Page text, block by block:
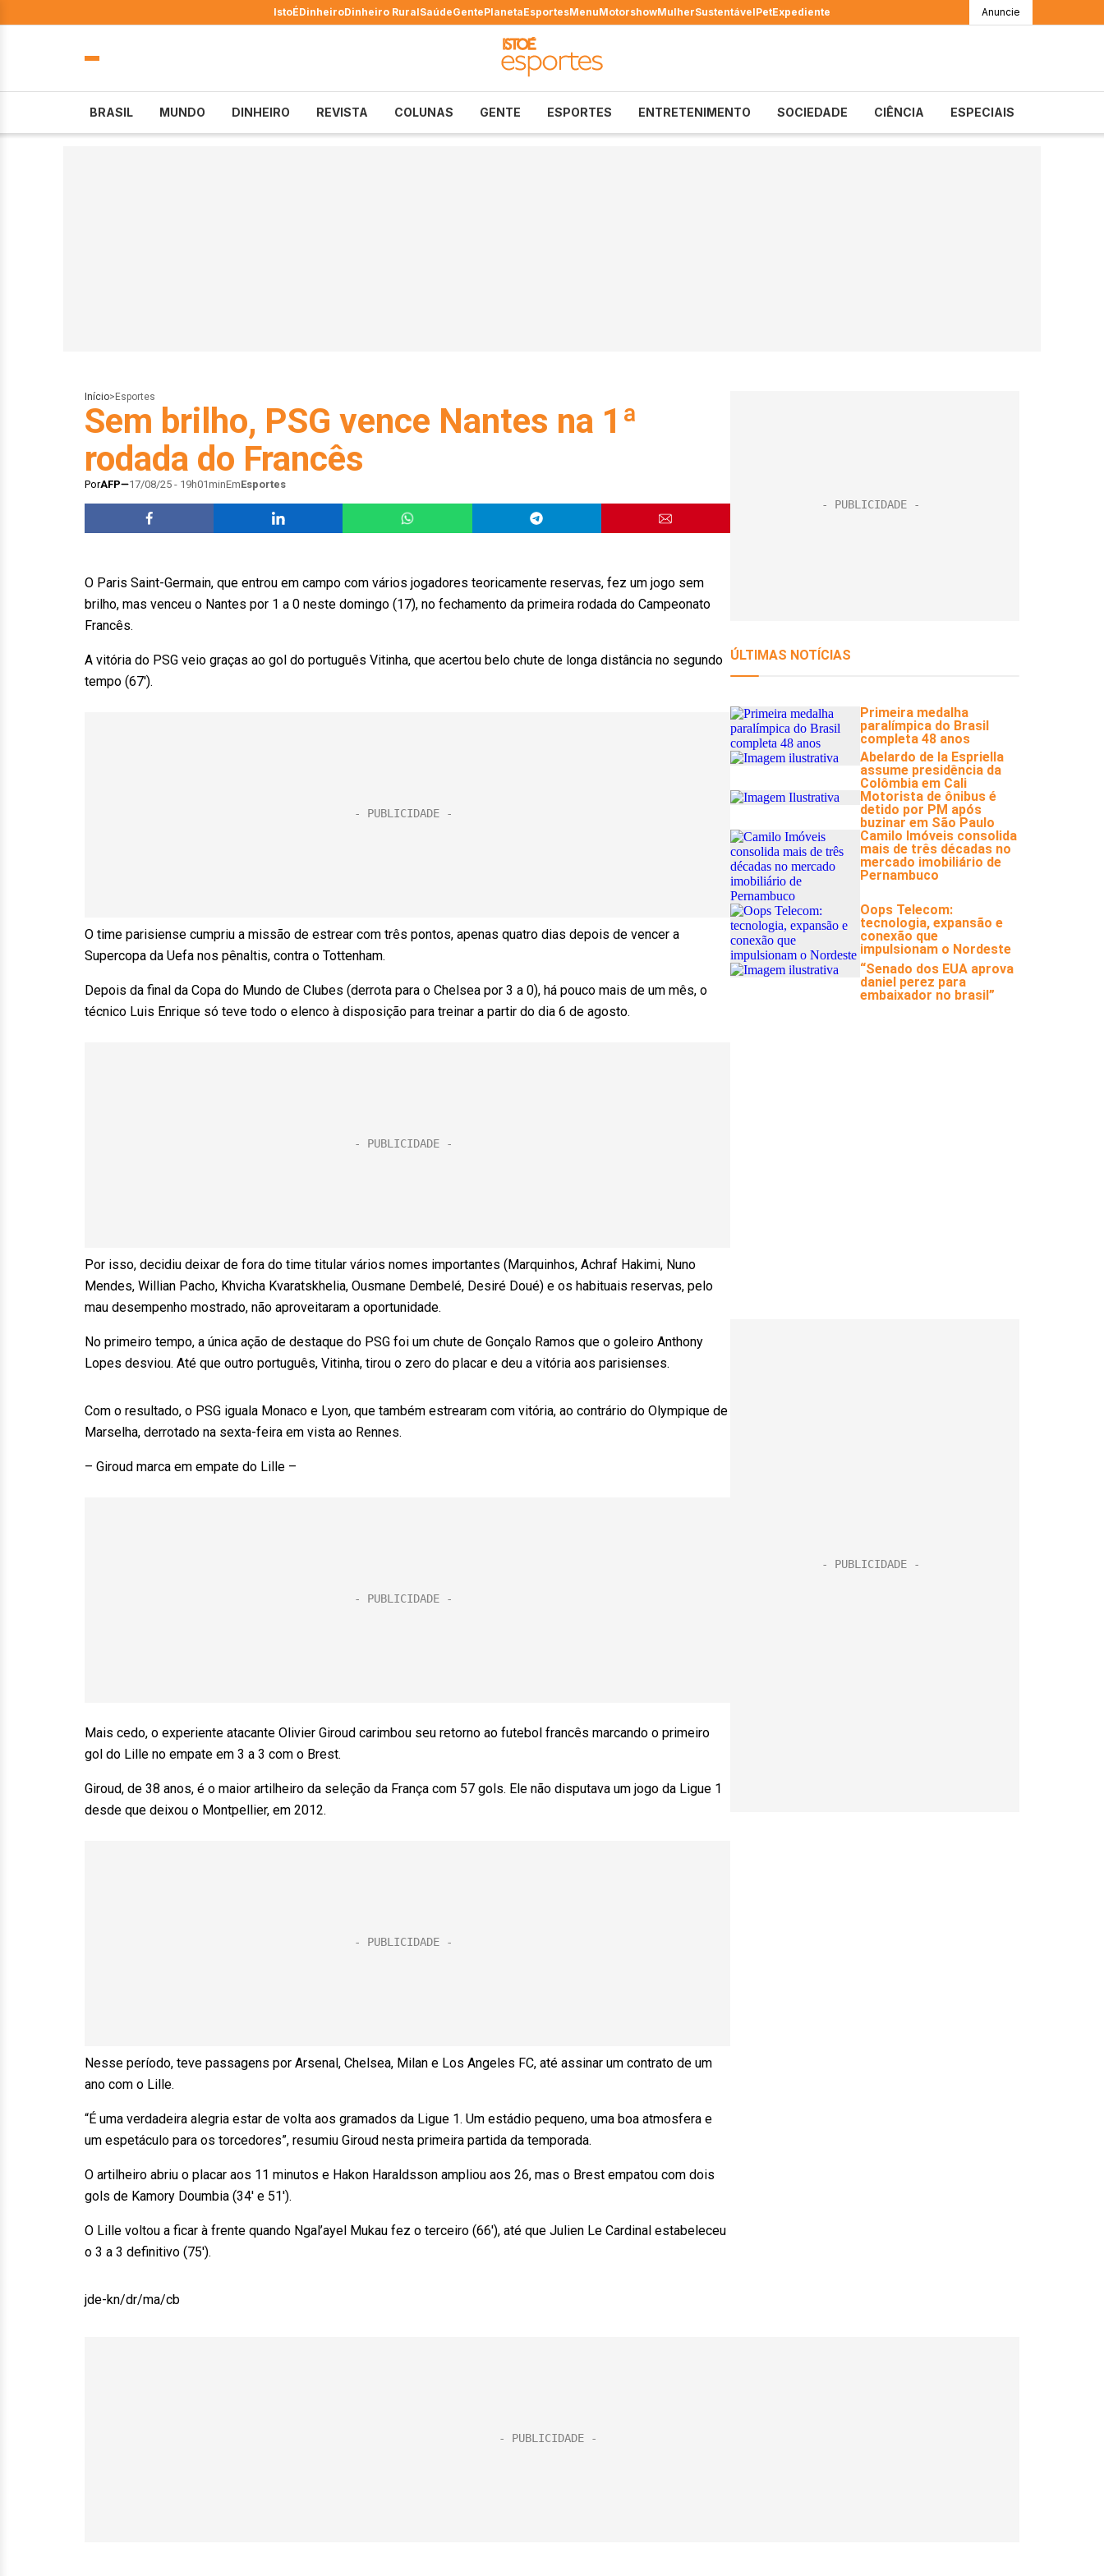
IstoÉDinheiroDinheiro RuralSaúdeGentePlanetaEsportesMenuMotorshowMulherSustentávelPetExpediente Anuncie
BRASIL MUNDO DINHEIRO REVISTA COLUNAS GENTE ESPORTES ENTRETENIMENTO SOCIEDADE CIÊNCIA ESPECIAIS
Início> Esportes
Sem brilho, PSG vence Nantes na 1ª
rodada do Francês
PorAFP 17/08/25 - 19h01minEmEsportes
O Paris Saint-Germain, que entrou em campo com vários jogadores teoricamente reservas, fez um jogo sem
brilho, mas venceu o Nantes por 1 a 0 neste domingo (17), no fechamento da primeira rodada do Campeonato
Francês.
A vitória do PSG veio graças ao gol do português Vitinha, que acertou belo chute de longa distância no segundo
tempo (67′).
O time parisiense cumpriu a missão de estrear com três pontos, apenas quatro dias depois de vencer a
Supercopa da Uefa nos pênaltis, contra o Tottenham.
Depois da final da Copa do Mundo de Clubes (derrota para o Chelsea por 3 a 0), há pouco mais de um mês, o
técnico Luis Enrique só teve todo o elenco à disposição para treinar a partir do dia 6 de agosto.
Por isso, decidiu deixar de fora do time titular vários nomes importantes (Marquinhos, Achraf Hakimi, Nuno
Mendes, Willian Pacho, Khvicha Kvaratskhelia, Ousmane Dembelé, Desiré Doué) e os habituais reservas, pelo
mau desempenho mostrado, não aproveitaram a oportunidade.
No primeiro tempo, a única ação de destaque do PSG foi um chute de Gonçalo Ramos que o goleiro Anthony
Lopes desviou. Até que outro português, Vitinha, tirou o zero do placar e deu a vitória aos parisienses.
Com o resultado, o PSG iguala Monaco e Lyon, que também estrearam com vitória, ao contrário do Olympique de
Marselha, derrotado na sexta-feira em vista ao Rennes.
– Giroud marca em empate do Lille –
Mais cedo, o experiente atacante Olivier Giroud carimbou seu retorno ao futebol francês marcando o primeiro
gol do Lille no empate em 3 a 3 com o Brest.
Giroud, de 38 anos, é o maior artilheiro da seleção da França com 57 gols. Ele não disputava um jogo da Ligue 1
desde que deixou o Montpellier, em 2012.
Nesse período, teve passagens por Arsenal, Chelsea, Milan e Los Angeles FC, até assinar um contrato de um
ano com o Lille.
“É uma verdadeira alegria estar de volta aos gramados da Ligue 1. Um estádio pequeno, uma boa atmosfera e
um espetáculo para os torcedores”, resumiu Giroud nesta primeira partida da temporada.
O artilheiro abriu o placar aos 11 minutos e Hakon Haraldsson ampliou aos 26, mas o Brest empatou com dois
gols de Kamory Doumbia (34′ e 51′).
O Lille voltou a ficar à frente quando Ngal’ayel Mukau fez o terceiro (66′), até que Julien Le Cardinal estabeleceu
o 3 a 3 definitivo (75′).
jde-kn/dr/ma/cb